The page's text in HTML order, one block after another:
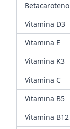
Betacaroteno
Vitamina D3
Vitamina E
Vitamina K3
Vitamina C
Vitamina B5
Vitamina B12